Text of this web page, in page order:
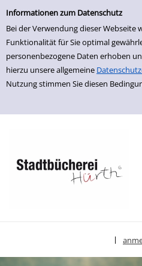
Einfache Suche
Informationen zum Datenschutz
Bei der Verwendung dieser Webseite
Funktionalität für Sie optimal
personenbezogene Daten erhoben
hierzu unsere allgemeine
Nutzung stimmen Sie diesen
zur Navigation springen
zum Inhalt springen
Zur Detailanzeige springen